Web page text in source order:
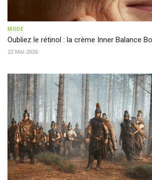
MODE
Oubliez le rétinol : la crème Inner Balance
22 Mai 2026